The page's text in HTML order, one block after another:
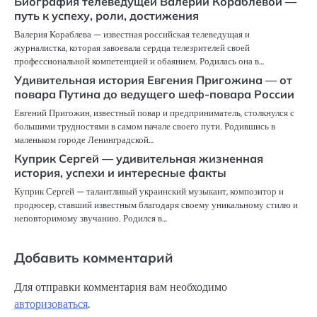
путь к успеху, роли, достижения
Валерия Кораблева — известная российская телеведущая и
журналистка, которая завоевала сердца телезрителей своей
профессиональной компетенцией и обаянием. Родилась она в…
Удивительная история Евгения Пригожина — от
повара Путина до ведущего шеф-повара России
Евгений Пригожин, известный повар и предприниматель, столкнулся с
большими трудностями в самом начале своего пути. Родившись в
маленьком городе Ленинградской…
Куприк Сергей — удивительная жизненная
история, успехи и интересные факты
Куприк Сергей — талантливый украинский музыкант, композитор и
продюсер, ставший известным благодаря своему уникальному стилю и
неповторимому звучанию. Родился в…
Добавить комментарий
Для отправки комментария вам необходимо
авторизоваться.